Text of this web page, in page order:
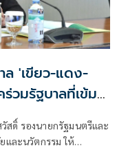
ล 'เขียว-แดง-
วมรัฐบาลที่เข้ม
สดิ์ รองนายกรัฐมนตรีและ
และนวัตกรรม ให้